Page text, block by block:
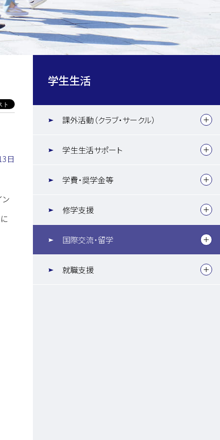
日
学生生活
課外活動（クラブ・サークル）
学生生活サポート
学費・奨学金等
修学支援
国際交流・留学
就職支援